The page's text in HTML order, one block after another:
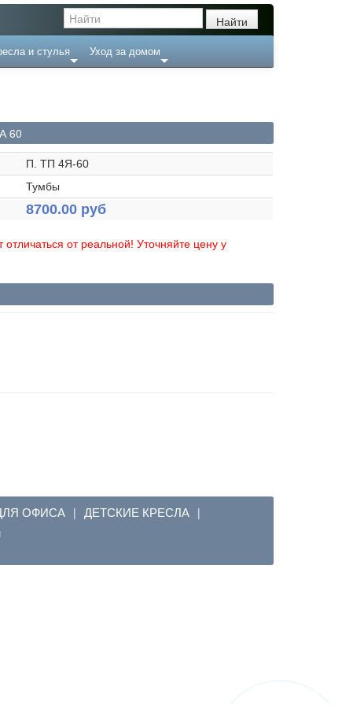
и стулья Уход за домом
60
П. ТП 4Я-60
Тумбы
8700.00 руб
от реальной! Уточняйте цену у
ОФИСА | ДЕТСКИЕ КРЕСЛА |